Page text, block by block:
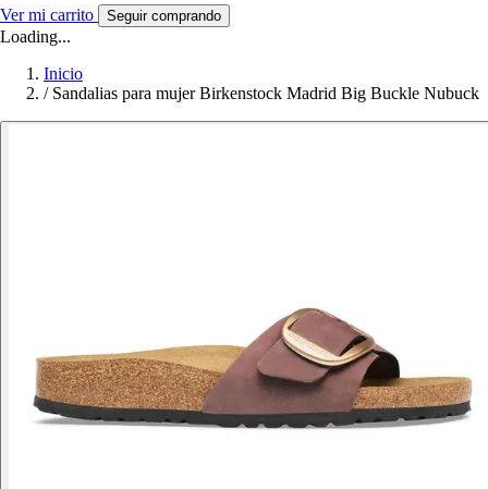
Ver mi carrito Seguir comprando
Loading...
Inicio
/ Sandalias para mujer Birkenstock Madrid Big Buckle Nubuck